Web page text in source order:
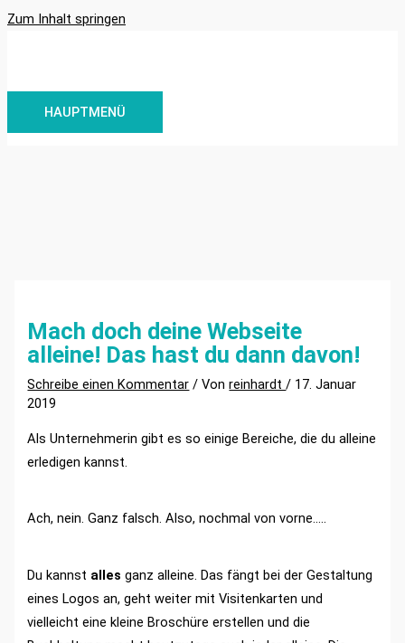
Zum Inhalt springen
HAUPTMENÜ
Mach doch deine Webseite
alleine! Das hast du dann davon!
Schreibe einen Kommentar / Vonreinhardt/ 17. Januar
2019
Als Unternehmerin gibt es so einige Bereiche, die du alleine
erledigen kannst.
Ach, nein. Ganz falsch. Also, nochmal von vorne…..
Du kannst alles ganz alleine. Das fängt bei der Gestaltung
eines Logos an, geht weiter mit Visitenkarten und
vielleicht eine kleine Broschüre erstellen und die